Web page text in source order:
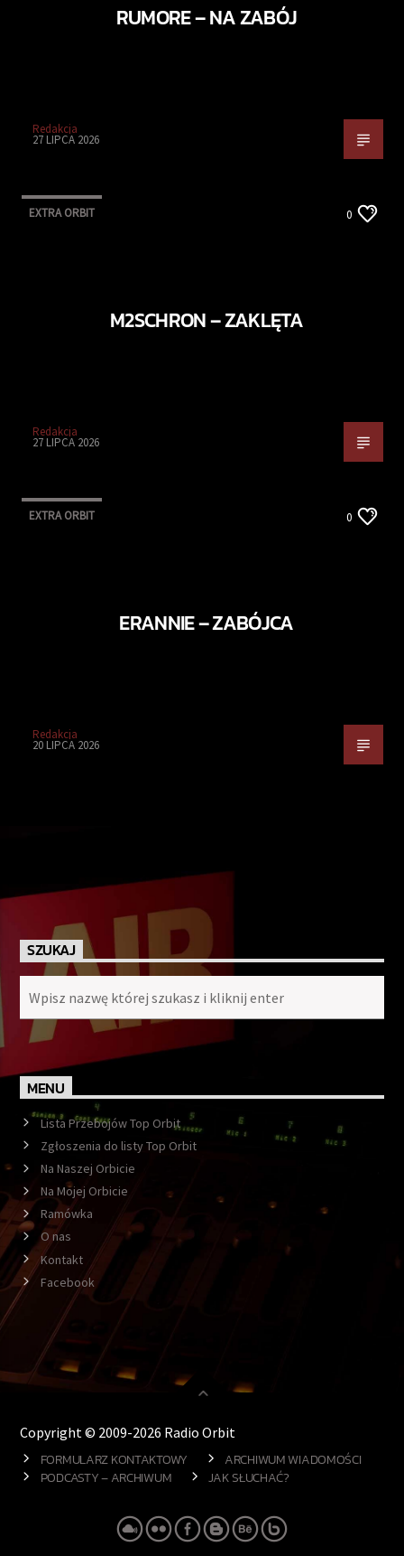
RUMORE – NA ZABÓJ
Redakcja
27 LIPCA 2026
EXTRA ORBIT 0
M2SCHRON – ZAKLĘTA
Redakcja
27 LIPCA 2026
EXTRA ORBIT 0
ERANNIE – ZABÓJCA
Redakcja
20 LIPCA 2026
SZUKAJ
MENU
Lista Przebojów Top Orbit
Zgłoszenia do listy Top Orbit
Na Naszej Orbicie
Na Mojej Orbicie
Ramówka
O nas
Kontakt
Facebook
Copyright © 2009-2026 Radio Orbit
FORMULARZ KONTAKTOWY
ARCHIWUM WIADOMOŚCI
PODCASTY – ARCHIWUM
JAK SŁUCHAĆ?